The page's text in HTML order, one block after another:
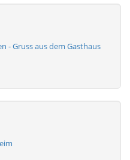
- Gruss aus dem Gasthaus